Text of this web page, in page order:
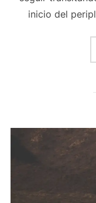
inicio del